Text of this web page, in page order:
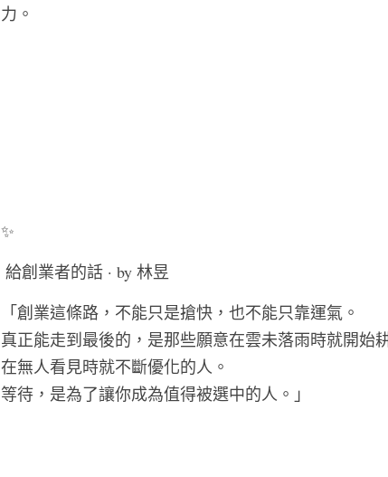
力。
✨
給創業者的話 · by 林昱
「創業這條路，不能只是搶快，也不能只靠運氣。
真正能走到最後的，是那些願意在雲未落雨時就開始
在無人看見時就不斷優化的人。
等待，是為了讓你成為值得被選中的人。」